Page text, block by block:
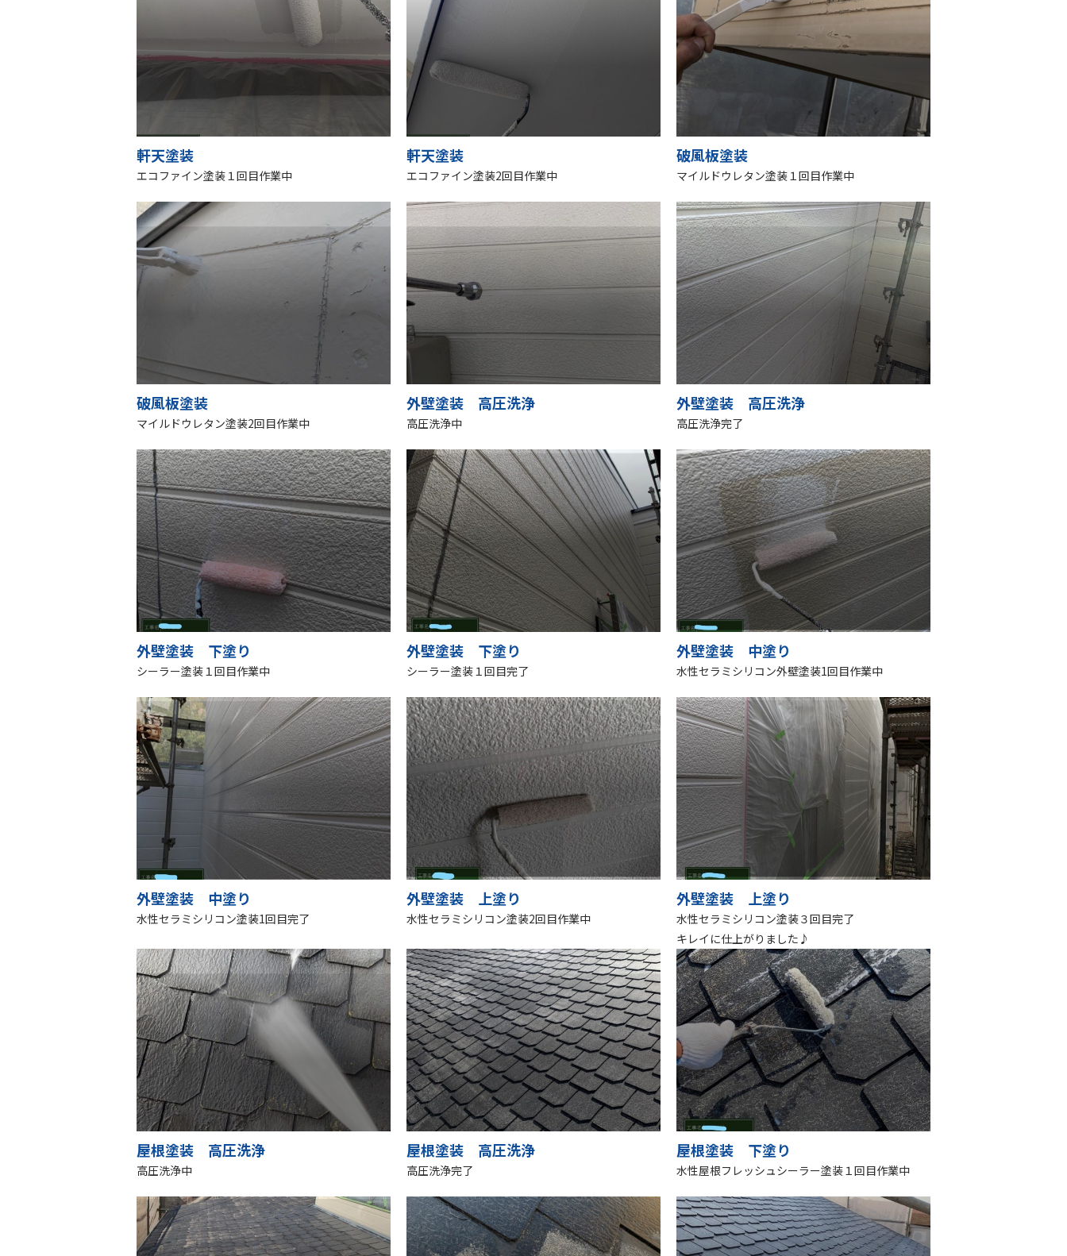
軒天塗装
エコファイン塗装１回目作業中
軒天塗装
エコファイン塗装2回目作業中
破風板塗装
マイルドウレタン塗装１回目作業中
破風板塗装
マイルドウレタン塗装2回目作業中
外壁塗装 高圧洗浄
高圧洗浄中
外壁塗装 高圧洗浄
高圧洗浄完了
外壁塗装 下塗り
シーラー塗装１回目作業中
外壁塗装 下塗り
シーラー塗装１回目完了
外壁塗装 中塗り
水性セラミシリコン外壁塗装1回目作業中
外壁塗装 中塗り
水性セラミシリコン塗装1回目完了
外壁塗装 上塗り
水性セラミシリコン塗装2回目作業中
外壁塗装 上塗り
水性セラミシリコン塗装３回目完了
キレイに仕上がりました♪
屋根塗装 高圧洗浄
高圧洗浄中
屋根塗装 高圧洗浄
高圧洗浄完了
屋根塗装 下塗り
水性屋根フレッシュシーラー塗装１回目作業中